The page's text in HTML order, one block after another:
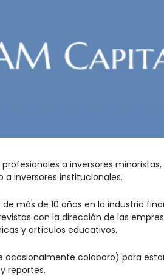
a inversores
inversores institucionales.
más de 10 años en la industria
con la dirección de las
y artículos educativos.
colaboro) para
reportes.